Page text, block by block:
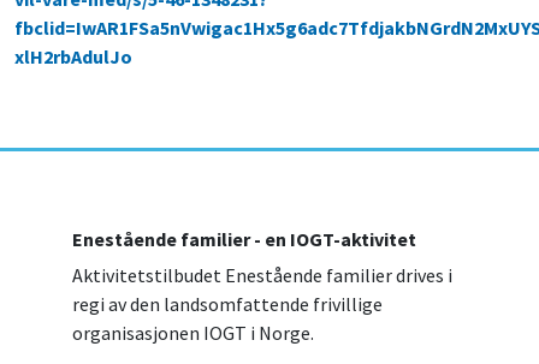
xlH2rbAdulJo
Enestående familier - en IOGT-aktivitet
Aktivitetstilbudet Enestående familier drives i
regi av den landsomfattende frivillige
organisasjonen IOGT i Norge.